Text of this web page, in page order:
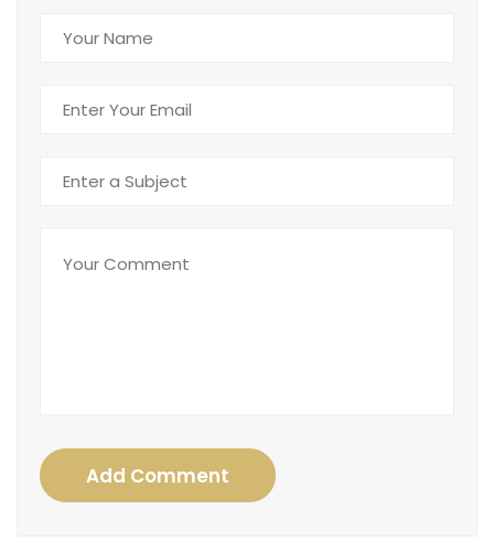
Add Comment